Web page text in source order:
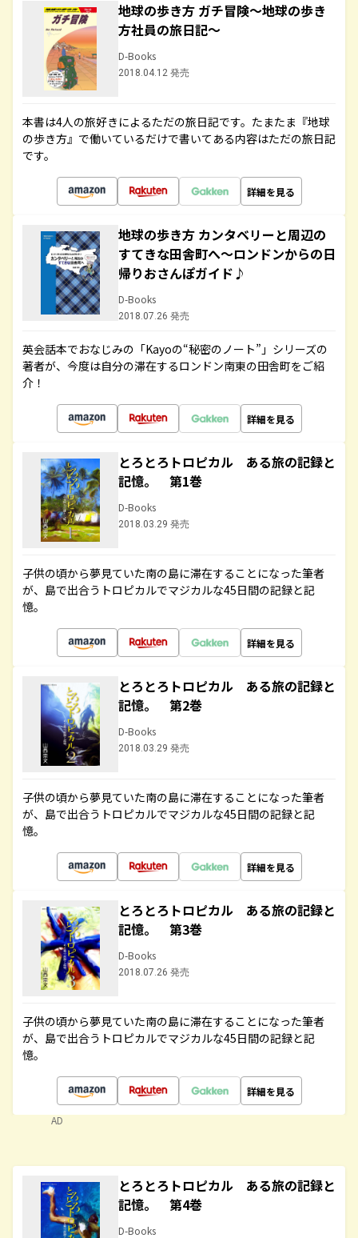
地球の歩き方 ガチ冒険～地球の歩き
方社員の旅日記～
D-Books
2018.04.12 発売
本書は4人の旅好きによるただの旅日記です。たまたま『地球
の歩き方』で働いているだけで書いてある内容はただの旅日記
です。
詳細を見る
地球の歩き方 カンタベリーと周辺の
すてきな田舎町へ～ロンドンからの日
帰りおさんぽガイド♪
D-Books
2018.07.26 発売
英会話本でおなじみの「Kayoの“秘密のノート”」シリーズの
著者が、今度は自分の滞在するロンドン南東の田舎町をご紹
介！
詳細を見る
とろとろトロピカル ある旅の記録と
記憶。 第1巻
D-Books
2018.03.29 発売
子供の頃から夢見ていた南の島に滞在することになった筆者
が、島で出合うトロピカルでマジカルな45日間の記録と記
憶。
詳細を見る
とろとろトロピカル ある旅の記録と
記憶。 第2巻
D-Books
2018.03.29 発売
子供の頃から夢見ていた南の島に滞在することになった筆者
が、島で出合うトロピカルでマジカルな45日間の記録と記
憶。
詳細を見る
とろとろトロピカル ある旅の記録と
記憶。 第3巻
D-Books
2018.07.26 発売
子供の頃から夢見ていた南の島に滞在することになった筆者
が、島で出合うトロピカルでマジカルな45日間の記録と記
憶。
詳細を見る
AD
とろとろトロピカル ある旅の記録と
記憶。 第4巻
D-Books